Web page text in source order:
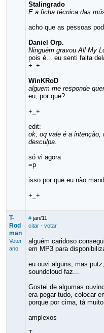
Stalingrado
E a ficha técnica das
acho que as pessoas
Daniel Orp.
Ninguém gravou All My
pois é... eu senti falta
+_+
WinKRoD
alguem me responde
eu, por que?
+_+
edit:
ok, oq vale é a intenção,
desculpa.
só vi agora
=p
isso por que eu não
+_+
T-
Rod
man
Veter
ano
# jan/11
citar· votar
alguém caridoso
em MP3 para
eu ouvi alguns, mas
soundcloud faz...
Gostei de algumas
era pegar tudo, colocar
porque por cima, tá
amplexos